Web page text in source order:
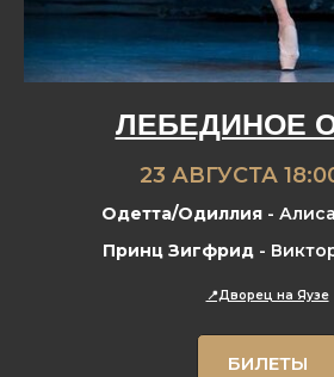
ЛЕБЕДИНОЕ
23 АВГУСТА
Одетта/Одиллия -
Принц Зигфрид -
📍Дворец на Яузе
БИЛЕТЫ